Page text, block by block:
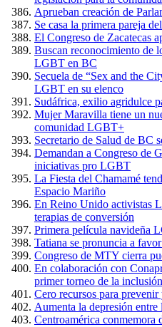
Aprueban creación de
Se casa la primera pareja
El Congreso de Zacatecas
Buscan reconocimiento de
LGBT en BC
Secuela de “Sex and the
LGBT en su elenco
Sudáfrica, exilio agridulce
Mujer Maravilla tiene un
comunidad LGBT+
Secretario de Salud de BC
Demandan a Congreso de
iniciativas pro LGBT
La Fiesta del Chamamé
Espacio Mariño
En Reino Unido activistas
terapias de conversión
Primera película navideña
Tatiana se pronuncia a
Congreso de MTY cierra
En colaboración con
primer torneo de la inclusión
Cero recursos para
Aumenta la depresión
Centroamérica conmemora